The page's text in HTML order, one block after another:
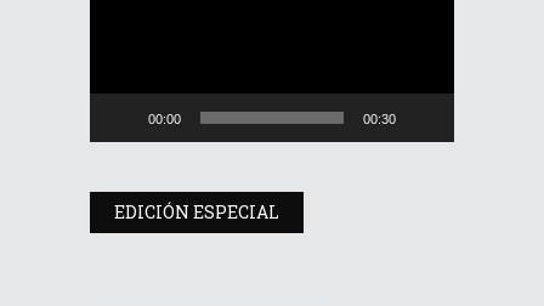
00:00 00:30
EDICIÓN ESPECIAL